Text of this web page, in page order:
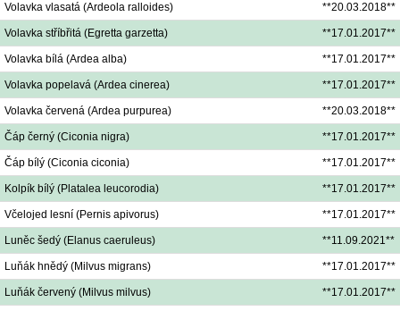
Volavka vlasatá (Ardeola ralloides) **20.03.2018**
Volavka stříbřitá (Egretta garzetta) **17.01.2017**
Volavka bílá (Ardea alba) **17.01.2017**
Volavka popelavá (Ardea cinerea) **17.01.2017**
Volavka červená (Ardea purpurea) **20.03.2018**
Čáp černý (Ciconia nigra) **17.01.2017**
Čáp bílý (Ciconia ciconia) **17.01.2017**
Kolpík bílý (Platalea leucorodia) **17.01.2017**
Včelojed lesní (Pernis apivorus) **17.01.2017**
Luněc šedý (Elanus caeruleus) **11.09.2021**
Luňák hnědý (Milvus migrans) **17.01.2017**
Luňák červený (Milvus milvus) **17.01.2017**